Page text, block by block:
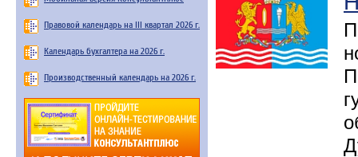
Правовой календарь на III квартал 2026 г.
Календарь бухгалтера на 2026 г.
Производственный календарь на 2026 г.